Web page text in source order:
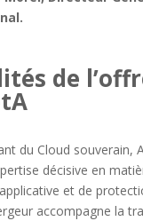
de
du Cloud souverain,
décisive en
et de
accompagne la